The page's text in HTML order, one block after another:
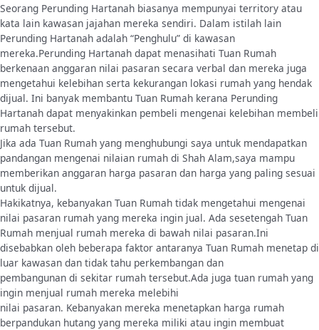
Seorang Perunding Hartanah biasanya mempunyai territory atau
kata lain kawasan jajahan mereka sendiri. Dalam istilah lain
Perunding Hartanah adalah “Penghulu” di kawasan
mereka.Perunding Hartanah dapat menasihati Tuan Rumah
berkenaan anggaran nilai pasaran secara verbal dan mereka juga
mengetahui kelebihan serta kekurangan lokasi rumah yang hendak
dijual. Ini banyak membantu Tuan Rumah kerana Perunding
Hartanah dapat menyakinkan pembeli mengenai kelebihan membeli
rumah tersebut.
Jika ada Tuan Rumah yang menghubungi saya untuk mendapatkan
pandangan mengenai nilaian rumah di Shah Alam,saya mampu
memberikan anggaran harga pasaran dan harga yang paling sesuai
untuk dijual.
Hakikatnya, kebanyakan Tuan Rumah tidak mengetahui mengenai
nilai pasaran rumah yang mereka ingin jual. Ada sesetengah Tuan
Rumah menjual rumah mereka di bawah nilai pasaran.Ini
disebabkan oleh beberapa faktor antaranya Tuan Rumah menetap di
luar kawasan dan tidak tahu perkembangan dan
pembangunan di sekitar rumah tersebut.Ada juga tuan rumah yang
ingin menjual rumah mereka melebihi
nilai pasaran. Kebanyakan mereka menetapkan harga rumah
berpandukan hutang yang mereka miliki atau ingin membuat